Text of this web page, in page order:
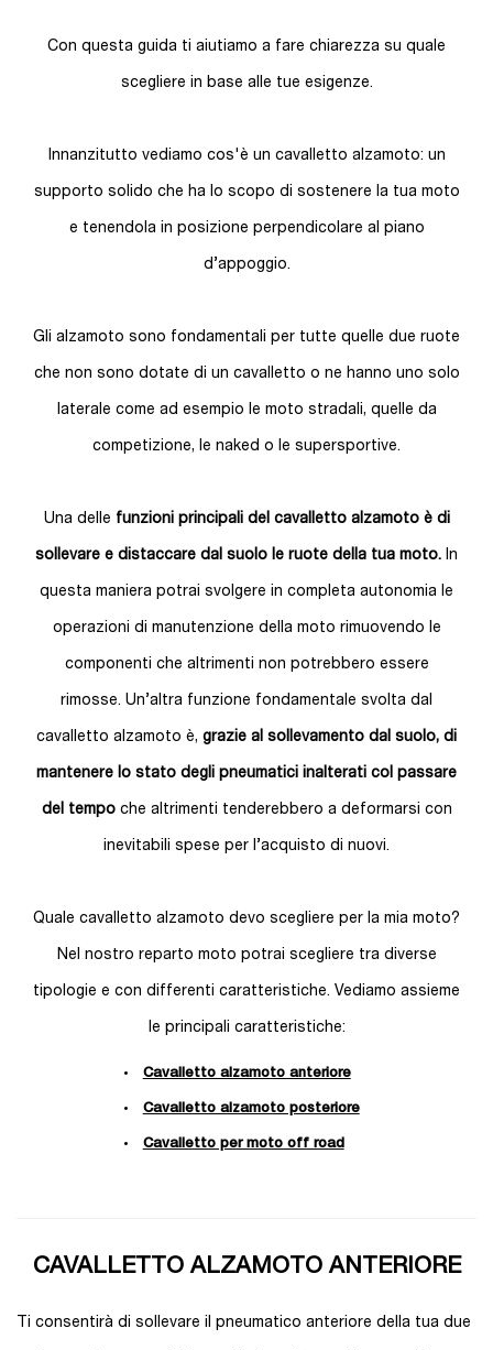
Con questa guida ti aiutiamo a fare chiarezza su quale
scegliere in base alle tue esigenze.
Innanzitutto vediamo cos'è un cavalletto alzamoto: un
supporto solido che ha lo scopo di sostenere la tua moto
e tenendola in posizione perpendicolare al piano
d’appoggio.
Gli alzamoto sono fondamentali per tutte quelle due ruote
che non sono dotate di un cavalletto o ne hanno uno solo
laterale come ad esempio le moto stradali, quelle da
competizione, le naked o le supersportive.
Una delle funzioni principali del cavalletto alzamoto è di
sollevare e distaccare dal suolo le ruote della tua moto. In
questa maniera potrai svolgere in completa autonomia le
operazioni di manutenzione della moto rimuovendo le
componenti che altrimenti non potrebbero essere
rimosse. Un’altra funzione fondamentale svolta dal
cavalletto alzamoto è, grazie al sollevamento dal suolo, di
mantenere lo stato degli pneumatici inalterati col passare
del tempoche altrimenti tenderebbero a deformarsi con
inevitabili spese per l’acquisto di nuovi.
Quale cavalletto alzamoto devo scegliere per la mia moto?
Nel nostro reparto moto potrai scegliere tra diverse
tipologie e con differenti caratteristiche. Vediamo assieme
le principali caratteristiche:
Cavalletto alzamoto anteriore
Cavalletto alzamoto posteriore
Cavalletto per moto off road
CAVALLETTO ALZAMOTO ANTERIORE
Ti consentirà di sollevare il pneumatico anteriore della tua due